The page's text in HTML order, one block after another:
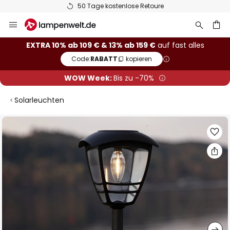
50 Tage kostenlose Retoure
Inhalt
springen
EXTRA 10% ab 109 € & 13% ab 159 €auf fast alles
Code:RABATT kopieren
WOW Week:Bis zu -70%
Solarleuchten
Zum
Ende
Bildgalerie